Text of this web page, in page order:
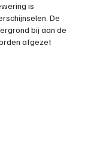
is
De
bij aan de
afgezet